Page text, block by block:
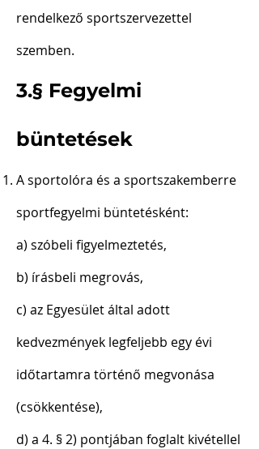
rendelkező sportszervezettel
szemben.
3.§ Fegyelmi
büntetések
A sportolóra és a sportszakemberre
sportfegyelmi büntetésként:
a) szóbeli figyelmeztetés,
b) írásbeli megrovás,
c) az Egyesület által adott
kedvezmények legfeljebb egy évi
időtartamra történő megvonása
(csökkentése),
d) a 4. § 2) pontjában foglalt kivétellel